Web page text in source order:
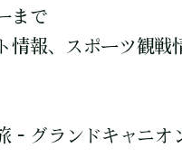
まで
情報、スポーツ観戦
グランドキャニオ